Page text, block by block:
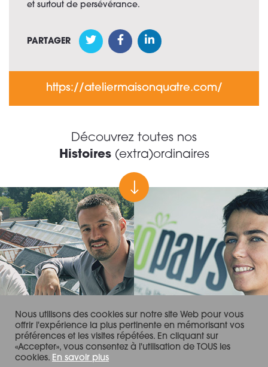
et surtout de persévérance.
PARTAGER
https://ateliermaisonquatre.com/
Découvrez toutes nos
Histoires(extra)ordinaires
CRÉDITS & MENTIONS LÉGALES
Nous utilisons des cookies sur notre site Web pour vous
offrir l'expérience la plus pertinente en mémorisant vos
préférences et les visites répétées. En cliquant sur
«Accepter», vous consentez à l'utilisation de TOUS les
cookies. En savoir plus